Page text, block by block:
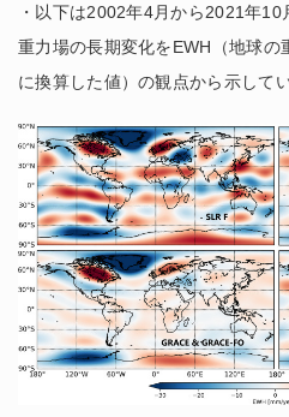
・以下は2002年4月から2021年
重力場の長期変化をEWH（地球の
に換算した値）の観点から示して